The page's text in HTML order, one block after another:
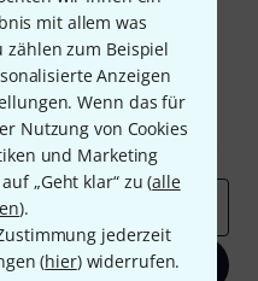
mit allem was
zählen zum Beispiel
Anzeigen
Wenn das für
Nutzung von Cookies
und Marketing
„Geht klar“ zu (alle
).
jederzeit
(hier) widerrufen.
und gewinne mit
über jeweils50€
Thomann Insights